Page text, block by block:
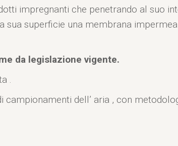
impregnanti che penetrando al suo
superficie una membrana
da legislazione vigente.
.
campionamenti dell’ aria , con